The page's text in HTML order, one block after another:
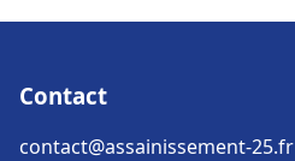
Contact
contact@assainissement-25.fr